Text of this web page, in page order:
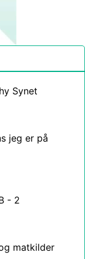
Synet
jeg er på
- 2
matkilder